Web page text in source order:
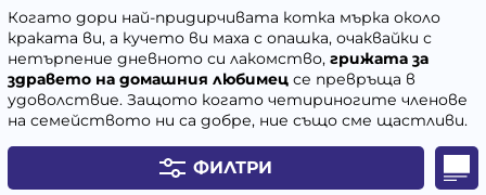
Когато дори най-придирчивата котка мърка около
краката ви, а кучето ви маха с опашка, очаквайки с
нетърпение дневното си лакомство, грижата за
здравето на домашния любимец се превръща в
удоволствие. Защото когато четириногите членове
на семейството ни са добре, ние също сме щастливи.
ФИЛТРИ